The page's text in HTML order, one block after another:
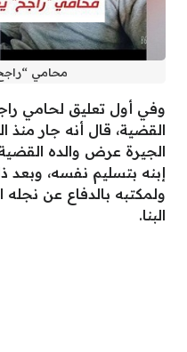
محامي
وفي أول تعليق لحامي
القضية، قال أنه جار منذ
الجيرة عرض والده
إبنه بتسليم نفسه، وبعد
ولمكتبه بالدفاع عن
البنا.